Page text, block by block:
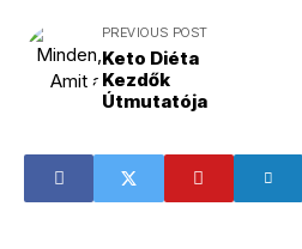
PREVIOUS POST
Keto Diéta
Kezdők
Útmutatója